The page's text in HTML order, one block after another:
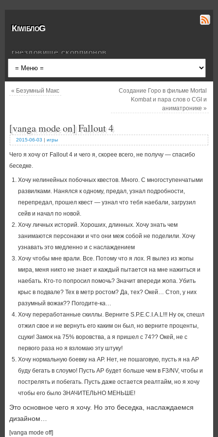
КiwiблоG
гнездовище скорпионов
« Безумный Макс
Создание Горо в фильме Mortal
Kombat и пара слов о CGI и
аниматронике»
[vanga mode on] Fallout 4
2015-06-03 | игры
Чего я хочу от Fallout 4 и чего я, скорее всего, не получу — спасибо
беседке.
Хочу нелинейных побочных квестов. Много. С многоступенчатыми
развилками. Нанялся к одному, предал, узнал подробности,
перепредал, прошел квест — узнал что тебя наебали, загрузил
сейв и начал по новой.
Хочу личных историй. Хороших, длинных. Хочу знать чем
занимаются персонажи и что они меж собой не поделили. Хочу
узнавать это медленно и с наслаждением
Хочу чтобы мне врали. Все. Потому что я лох. Я вылез из жопы
мира, меня никто не знает и каждый пытается на мне нажиться и
наебать. Кто-то попросил помочь? Значит впереди жопа. Убить
крыс в подвале? Тех в метр ростом? Да, тех? Окей… Стоп, у них
разумный вожак?? Погодите-ка…
Хочу переработанные скиллы. Верните S.P.E.C.I.A.L!!! Ну ок, спешл
отжил свое и не вернуть его каким он был, но верните проценты,
сцуки! Замок на 75% воровства, а я пришел с 74?? Окей, не с
первого раза но я взломаю эту штуку!
Хочу нормальную боевку на AP. Нет, не пошаговую, пусть я на AP
буду бегать в слоумо! Пусть AP будет больше чем в F3/NV, чтобы и
пострелять и побегать. Пусть даже остается реалтайм, но я хочу
чтобы его было ЗНАЧИТЕЛЬНО МЕНЬШЕ!
Это основное чего я хочу. Но это беседка, наслаждаемся
дизайном…
[vanga mode off]